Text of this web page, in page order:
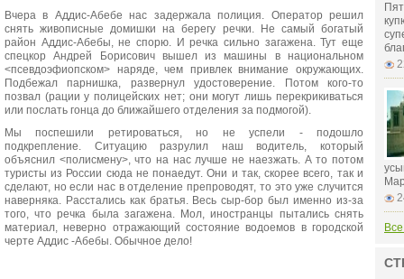
Вчера в Аддис-Абебе нас задержала полиция. Оператор решил
снять живописные домишки на берегу речки. Не самый богатый
район Аддис-Абебы, не спорю. И речка сильно загажена. Тут еще
спецкор Андрей Борисович вышел из машины в национальном
<псевдоэфиопском> наряде, чем привлек внимание окружающих.
Подбежал парнишка, развернул удостоверение. Потом кого-то
позвал (рации у полицейских нет; они могут лишь перекрикиваться
или послать гонца до ближайшего отделения за подмогой).
Мы поспешили ретироваться, но не успели - подошло
подкрепление. Ситуацию разрулил наш водитель, который
объяснил <полисмену>, что на нас лучше не наезжать. А то потом
туристы из России сюда не понаедут. Они и так, скорее всего, так и
сделают, но если нас в отделение препроводят, то это уже случится
наверняка. Расстались как братья. Весь сыр-бор был именно из-за
того, что речка была загажена. Мол, иностранцы пытались снять
материал, неверно отражающий состояние водоемов в городской
черте Аддис -Абебы. Обычное дело!